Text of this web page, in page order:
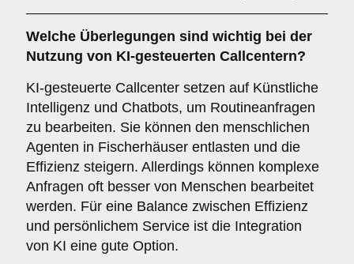
Welche Überlegungen sind wichtig bei der
Nutzung von KI-gesteuerten Callcentern?
KI-gesteuerte Callcenter setzen auf Künstliche
Intelligenz und Chatbots, um Routineanfragen
zu bearbeiten. Sie können den menschlichen
Agenten in Fischerhäuser entlasten und die
Effizienz steigern. Allerdings können komplexe
Anfragen oft besser von Menschen bearbeitet
werden. Für eine Balance zwischen Effizienz
und persönlichem Service ist die Integration
von KI eine gute Option.